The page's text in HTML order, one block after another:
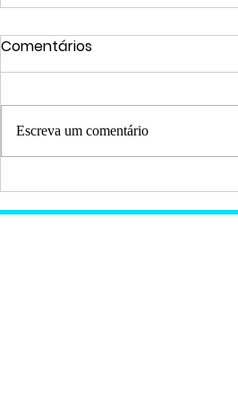
Uneb abre mais de 6 mil
vagas para 2025;
Comentários
Escreva um comentário